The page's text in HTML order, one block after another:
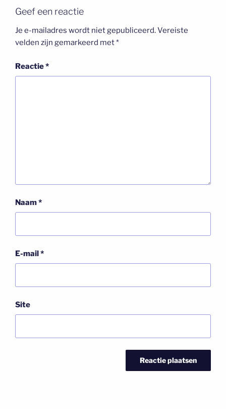
Geef een reactie
Je e-mailadres wordt niet gepubliceerd.Vereiste
velden zijn gemarkeerd met*
Reactie*
Naam*
E-mail*
Site